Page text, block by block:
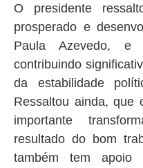
O presidente
prosperado e
Paula Azevedo,
contribuindo
da estabilidade
Ressaltou ainda, que
importante
resultado do bom
também tem apoio